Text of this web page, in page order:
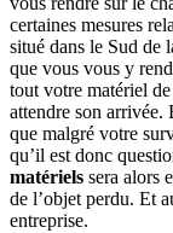
certaines mesures
situé dans le Sud de
que vous vous y
tout votre matériel
attendre son
que malgré votre
qu’il est donc
matériels sera alors
de l’objet perdu. Et
entreprise.